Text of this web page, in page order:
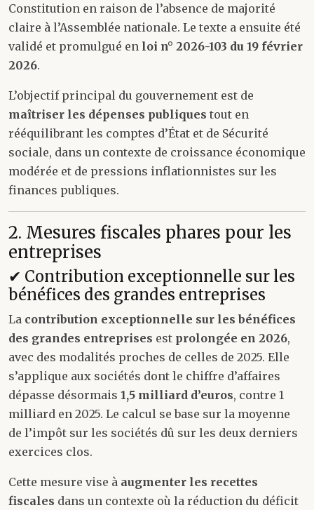
Constitution en raison de l’absence de majorité
claire à l’Assemblée nationale. Le texte a ensuite été
validé et promulgué en loi n° 2026-103 du 19 février
2026.
L’objectif principal du gouvernement est de
maîtriser les dépenses publiques tout en
rééquilibrant les comptes d’État et de Sécurité
sociale, dans un contexte de croissance économique
modérée et de pressions inflationnistes sur les
finances publiques.
2. Mesures fiscales phares pour les
entreprises
✔ Contribution exceptionnelle sur les
bénéfices des grandes entreprises
La contribution exceptionnelle sur les bénéfices
des grandes entreprises est prolongée en 2026,
avec des modalités proches de celles de 2025. Elle
s’applique aux sociétés dont le chiffre d’affaires
dépasse désormais 1,5 milliard d’euros, contre 1
milliard en 2025. Le calcul se base sur la moyenne
de l’impôt sur les sociétés dû sur les deux derniers
exercices clos.
Cette mesure vise à augmenter les recettes
fiscales dans un contexte où la réduction du déficit